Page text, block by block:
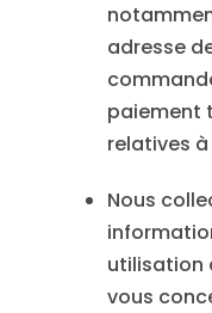
adresse
paiement
relatives
Nous
utilisation
vous